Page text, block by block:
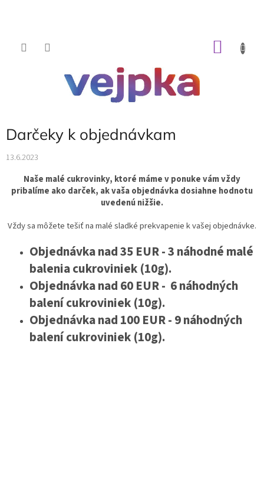
Darčeky k objednávkam
13.6.2023
Naše malé cukrovinky, ktoré máme v ponuke vám vždy
pribalíme ako darček, ak vaša objednávka dosiahne hodnotu
uvedenú nižšie.
Vždy sa môžete tešiť na malé sladké prekvapenie k vašej objednávke.
Objednávka nad 35 EUR - 3 náhodné malé
balenia cukroviniek (10g).
Objednávka nad 60 EUR - 6 náhodných
balení cukroviniek (10g).
Objednávka nad 100 EUR - 9 náhodných
balení cukroviniek (10g).